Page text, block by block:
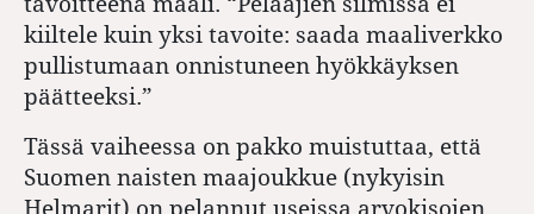
kiiltele kuin yksi tavoite: saada maaliverkko
pullistumaan onnistuneen hyökkäyksen
päätteeksi.”
Tässä vaiheessa on pakko muistuttaa, että
Suomen naisten maajoukkue (nykyisin
Helmarit) on pelannut useissa arvokisojen